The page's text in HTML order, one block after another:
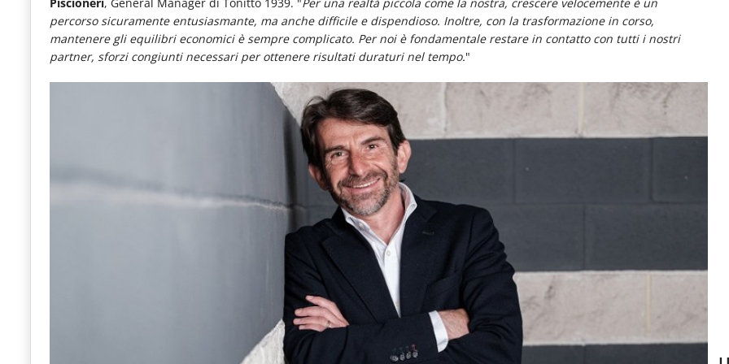
le
novità
del
percorso sicuramente entusiasmante, ma anche difficile e dispendioso. Inoltre, con la trasformazione in corso,
mantenere gli equilibri economici è sempre complicato. Per noi è fondamentale restare in contatto con tutti i nostri
partner, sforzi congiunti necessari per ottenere risultati duraturi nel tempo."